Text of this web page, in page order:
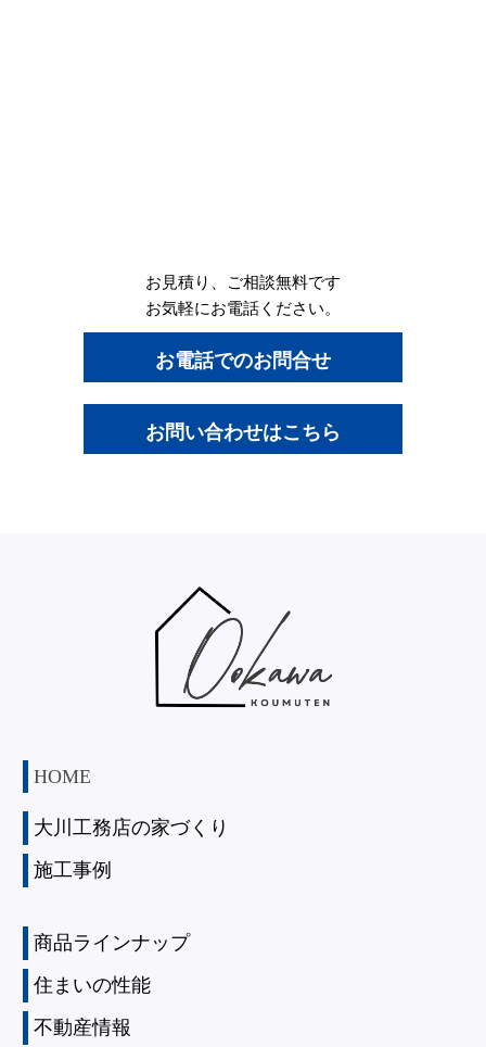
お見積り、ご相談無料です
お気軽にお電話ください。
お電話でのお問合せ
お問い合わせはこちら
HOME
大川工務店の家づくり
施工事例
商品ラインナップ
住まいの性能
不動産情報